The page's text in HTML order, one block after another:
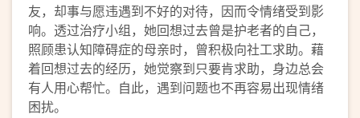
友，却事与愿违遇到不好的对待，因而令情绪受到影
响。透过治疗小组，她回想过去曾是护老者的自己，
照顾患认知障碍症的母亲时，曾积极向社工求助。藉
着回想过去的经历，她觉察到只要肯求助，身边总会
有人用心帮忙。自此，遇到问题也不再容易出现情绪
困扰。